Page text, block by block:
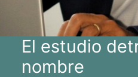
El estudio
nombre